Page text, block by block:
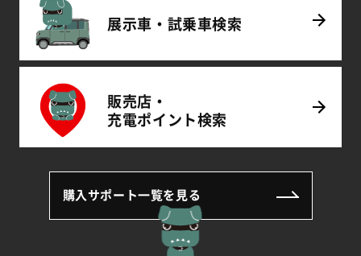
展示車・試乗車検索
販売店・
充電ポイント検索
購入サポート一覧を見る